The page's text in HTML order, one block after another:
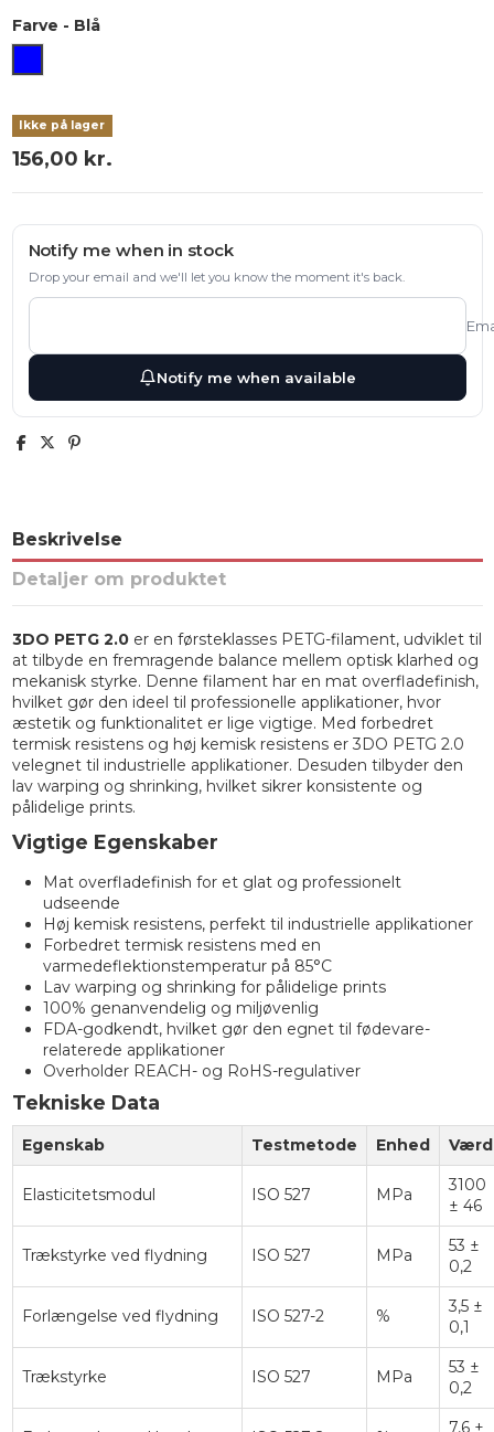
Farve - Blå
Ikke på lager
156,00 kr.
Notify me when in stock
Drop your email and we'll let you know the moment it's back.
Notify me when available
Beskrivelse
Detaljer om produktet
3DO PETG 2.0er en førsteklasses PETG-filament, udviklet til
at tilbyde en fremragende balance mellem optisk klarhed og
mekanisk styrke. Denne filament har en mat overfladefinish,
hvilket gør den ideel til professionelle applikationer, hvor
æstetik og funktionalitet er lige vigtige. Med forbedret
termisk resistens og høj kemisk resistens er 3DO PETG 2.0
velegnet til industrielle applikationer. Desuden tilbyder den
lav warping og shrinking, hvilket sikrer konsistente og
pålidelige prints.
Vigtige Egenskaber
Mat overfladefinish for et glat og professionelt
udseende
Høj kemisk resistens, perfekt til industrielle applikationer
Forbedret termisk resistens med en
varmedeflektionstemperatur på 85°C
Lav warping og shrinking for pålidelige prints
100% genanvendelig og miljøvenlig
FDA-godkendt, hvilket gør den egnet til fødevare-
relaterede applikationer
Overholder REACH- og RoHS-regulativer
Tekniske Data
Egenskab Testmetode Enhed
Elasticitetsmodul ISO 527 MPa
3100
± 46
Trækstyrke ved flydning ISO 527 MPa
53 ±
0,2
Forlængelse ved flydning ISO 527-2 %
3,5 ±
0,1
Trækstyrke ISO 527 MPa
53 ±
0,2
7,6 ±